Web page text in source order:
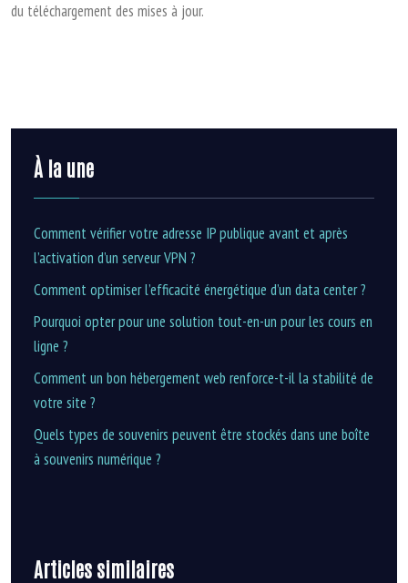
du téléchargement des mises à jour.
À la une
Comment vérifier votre adresse IP publique avant et après
l’activation d’un serveur VPN ?
Comment optimiser l’efficacité énergétique d’un data center ?
Pourquoi opter pour une solution tout-en-un pour les cours en
ligne ?
Comment un bon hébergement web renforce-t-il la stabilité de
votre site ?
Quels types de souvenirs peuvent être stockés dans une boîte
à souvenirs numérique ?
Articles similaires